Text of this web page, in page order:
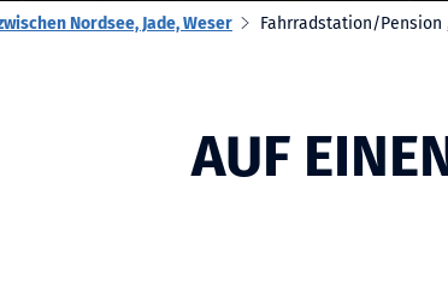
Nordsee, Jade, Weser Fahrradstation/Pension
AUF